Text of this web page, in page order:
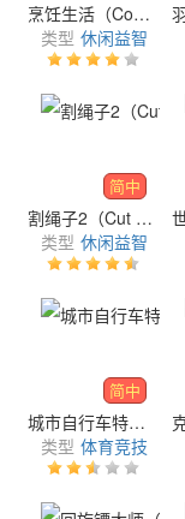
烹饪生活（Cooking Life）
类型 休闲益智
简中
割绳子2（Cut the Rope）
类型 休闲益智
简中
城市自行车特技大赛（Trial Bike Skills）
类型 体育竞技